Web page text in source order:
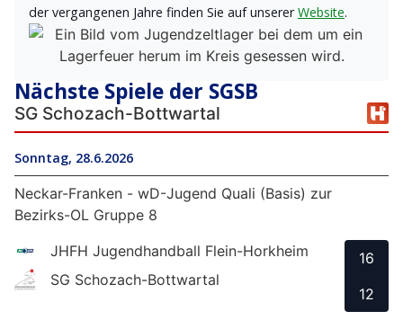
der vergangenen Jahre finden Sie auf unsererWebsite.
Nächste Spiele der SGSB
SG Schozach-Bottwartal
Sonntag, 28.6.2026
Neckar-Franken - wD-Jugend Quali (Basis) zur
Bezirks-OL Gruppe 8
JHFH Jugendhandball Flein-Horkheim
SG Schozach-Bottwartal
16
12